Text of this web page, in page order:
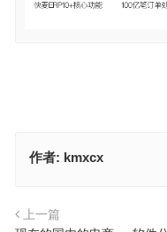
作者: kmxcx
上一篇